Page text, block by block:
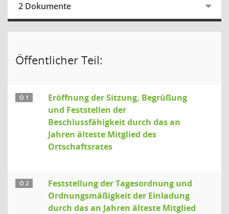
2 Dokumente
Öffentlicher Teil:
Ö 1
Eröffnung der Sitzung, Begrüßung
und Feststellen der
Beschlussfähigkeit durch das an
Jahren älteste Mitglied des
Ortschaftsrates
Ö 2
Feststellung der Tagesordnung und
Ordnungsmäßigkeit der Einladung
durch das an Jahren älteste Mitglied